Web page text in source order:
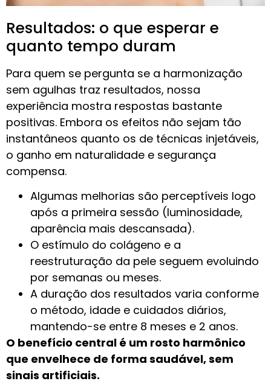
Resultados: o que esperar e
quanto tempo duram
Para quem se pergunta se a harmonização
sem agulhas traz resultados, nossa
experiência mostra respostas bastante
positivas. Embora os efeitos não sejam tão
instantâneos quanto os de técnicas injetáveis,
o ganho em naturalidade e segurança
compensa.
Algumas melhorias são perceptíveis logo
após a primeira sessão (luminosidade,
aparência mais descansada).
O estímulo do colágeno e a
reestruturação da pele seguem evoluindo
por semanas ou meses.
A duração dos resultados varia conforme
o método, idade e cuidados diários,
mantendo-se entre 8 meses e 2 anos.
O benefício central é um rosto harmônico
que envelhece de forma saudável, sem
sinais artificiais.